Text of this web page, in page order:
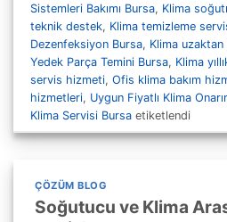
Sistemleri Bakımı Bursa, Klima
teknik destek, Klima temizleme
Dezenfeksiyon Bursa, Klima
Yedek Parça Temini Bursa, Klima
servis hizmeti,Ofis klima bakım
hizmetleri, Uygun Fiyatlı Klima
Klima Servisi Bursa etiketlendi
ÇÖZÜM BLOG
Soğutucu ve Klima